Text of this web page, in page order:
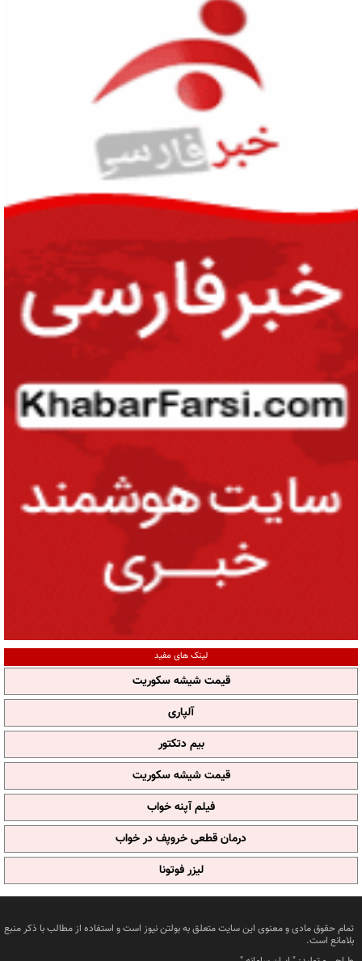
لینک های مفید
قیمت شیشه سکوریت
آلپاری
بیم دتکتور
قیمت شیشه سکوریت
فیلم آپنه خواب
درمان قطعی خروپف در خواب
لیزر فوتونا
تمام حقوق مادی و معنوی این سایت متعلق به بولتن نیوز است و استفاده از مطالب با ذکر منبع
بلامانع است.